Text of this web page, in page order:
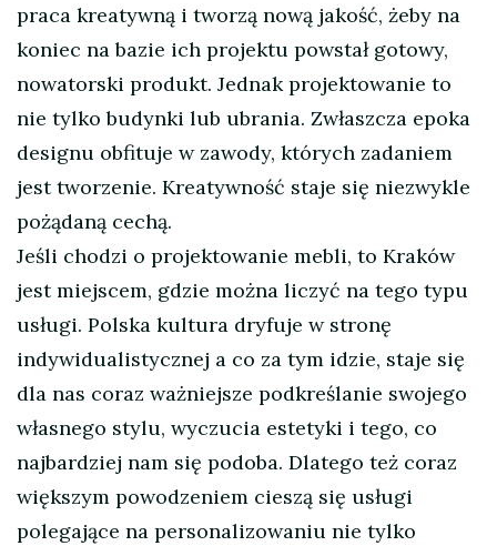
praca kreatywną i tworzą nową jakość, żeby na
koniec na bazie ich projektu powstał gotowy,
nowatorski produkt. Jednak projektowanie to
nie tylko budynki lub ubrania. Zwłaszcza epoka
designu obfituje w zawody, których zadaniem
jest tworzenie. Kreatywność staje się niezwykle
pożądaną cechą.
Jeśli chodzi o projektowanie mebli, to Kraków
jest miejscem, gdzie można liczyć na tego typu
usługi. Polska kultura dryfuje w stronę
indywidualistycznej a co za tym idzie, staje się
dla nas coraz ważniejsze podkreślanie swojego
własnego stylu, wyczucia estetyki i tego, co
najbardziej nam się podoba. Dlatego też coraz
większym powodzeniem cieszą się usługi
polegające na personalizowaniu nie tylko